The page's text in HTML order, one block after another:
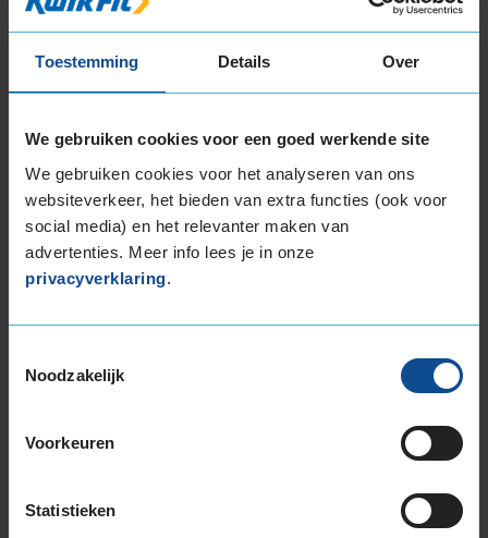
Toestemming Details Over
We gebruiken cookies voor een goed werkende site
We gebruiken cookies voor het analyseren van ons
websiteverkeer, het bieden van extra functies (ook voor
social media) en het relevanter maken van
advertenties. Meer info lees je in onze
privacyverklaring.
Noodzakelijk
Voorkeuren
Statistieken
Bandenmontagepakketten
Kies je
bandenmaat omvang (inch)
Montage Veilig & Zeker
€ 40,-
Montage